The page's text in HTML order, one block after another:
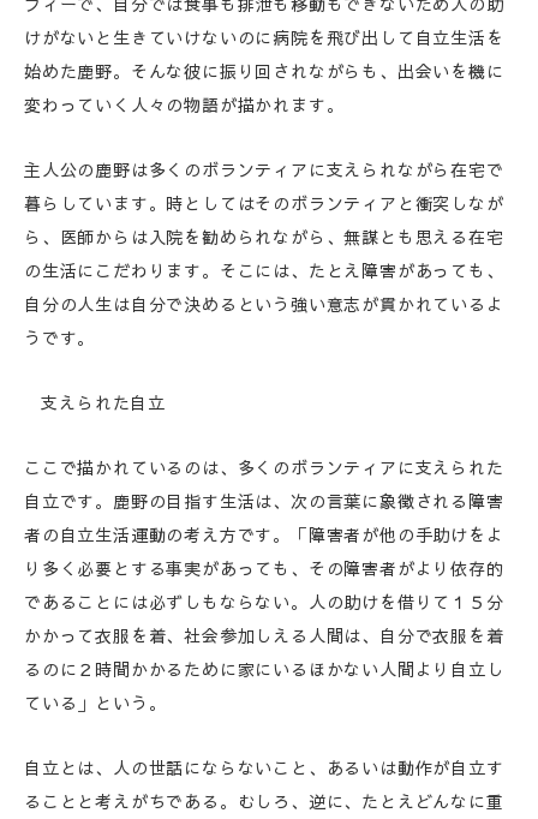
けがないと生きていけないのに病院を飛び出して自立生活を
始めた鹿野。そんな彼に振り回されながらも、出会いを機に
変わっていく人々の物語が描かれます。
主人公の鹿野は多くのボランティアに支えられながら在宅で
暮らしています。時としてはそのボランティアと衝突しなが
ら、医師からは入院を勧められながら、無謀とも思える在宅
の生活にこだわります。そこには、たとえ障害があっても、
自分の人生は自分で決めるという強い意志が貫かれているよ
うです。
支えられた自立
ここで描かれているのは、多くのボランティアに支えられた
自立です。鹿野の目指す生活は、次の言葉に象徴される障害
者の自立生活運動の考え方です。「障害者が他の手助けをよ
り多く必要とする事実があっても、その障害者がより依存的
であることには必ずしもならない。人の助けを借りて１５分
かかって衣服を着、社会参加しえる人間は、自分で衣服を着
るのに２時間かかるために家にいるほかない人間より自立し
ている」という。
自立とは、人の世話にならないこと、あるいは動作が自立す
ることと考えがちである。むしろ、逆に、たとえどんなに重